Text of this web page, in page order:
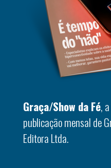
Graça/Show da Fé,
publicação mensal de
Editora Ltda.